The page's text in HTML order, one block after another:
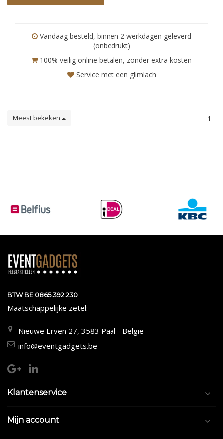
Vandaag besteld, binnen 2 werkdagen geleverd
(onbedrukt)
100% veilig online betalen, zonder extra kosten
Service met een glimlach
Meest bekeken 1
BTW BE 0865.392.230
Maatschappelijke zetel:
Nieuwe Erven 27, 3583 Paal - België
info@eventgadgets.be
Klantenservice
Mijn account